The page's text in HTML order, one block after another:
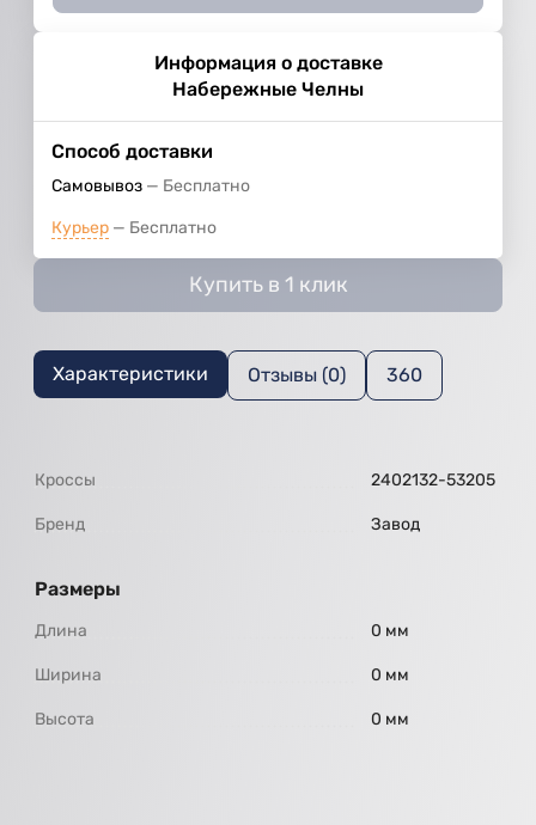
Информация о доставке
Набережные Челны
Способ доставки
Самовывоз Бесплатно
Курьер Бесплатно
Купить в 1 клик
Характеристики Отзывы (0) 360
Кроссы 2402132-53205
Бренд Завод
Размеры
Длина 0 мм
Ширина 0 мм
Высота 0 мм